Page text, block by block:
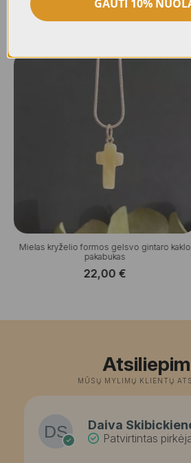
Mielas kryželio formos gelsvo gintaro kaklo
pakabukas
22,00 €
MŪSŲ MYLIMŲ KLIENTŲ
Daiva
Patvirtintas
GAUTI 10%